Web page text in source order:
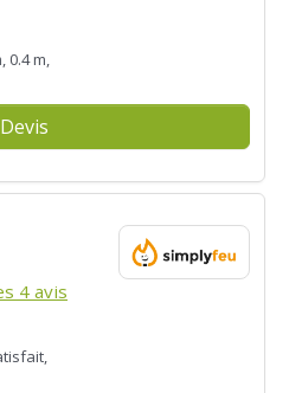
0.4 m,
Devis
4 avis